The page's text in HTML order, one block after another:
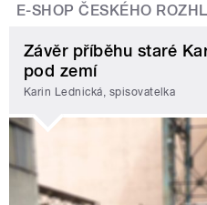
E-SHOP ČESKÉHO
Závěr příběhu staré
pod zemí
Karin Lednická, spisovatelka